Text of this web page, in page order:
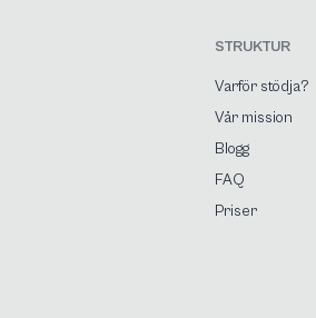
STRUKTUR
Varför stödja?
Vår mission
Blogg
FAQ
Priser